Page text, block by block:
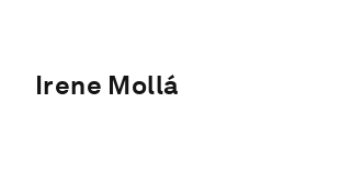
Irene Mollá